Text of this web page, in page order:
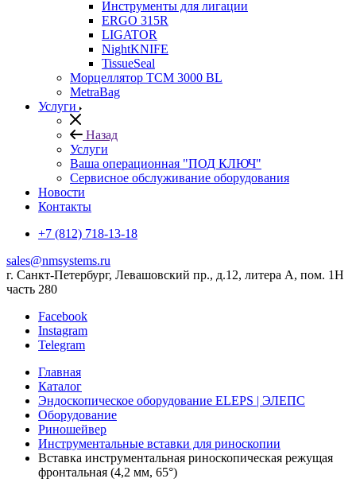
Инструменты для лигации
ERGO 315R
LIGATOR
NightKNIFE
TissueSeal
Морцеллятор ТСМ 3000 BL
MetraBag
Услуги
Назад
Услуги
Ваша операционная "ПОД КЛЮЧ"
Сервисное обслуживание оборудования
Новости
Контакты
+7 (812) 718-13-18
sales@nmsystems.ru
г. Санкт-Петербург, Левашовский пр., д.12, литера А, пом. 1Н
часть 280
Facebook
Instagram
Telegram
Главная
Каталог
Эндоскопическое оборудование ELEPS | ЭЛЕПС
Оборудование
Риношейвер
Инструментальные вставки для риноскопии
Вставка инструментальная риноскопическая режущая
фронтальная (4,2 мм, 65°)